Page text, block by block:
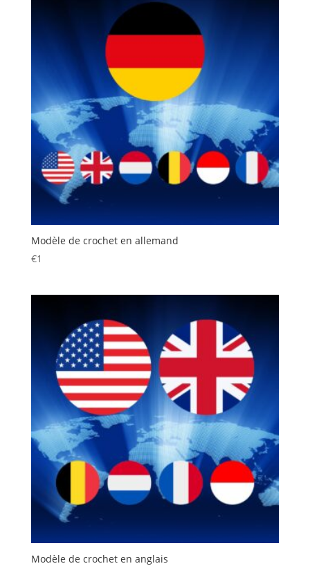
Modèle de crochet en allemand
€1
Modèle de crochet en anglais